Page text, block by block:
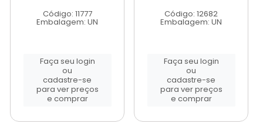
Código: 11777
Embalagem: UN
Faça seu login
ou
cadastre-se
para ver preços
e comprar
Código: 12682
Embalagem: UN
Faça seu login
ou
cadastre-se
para ver preços
e comprar